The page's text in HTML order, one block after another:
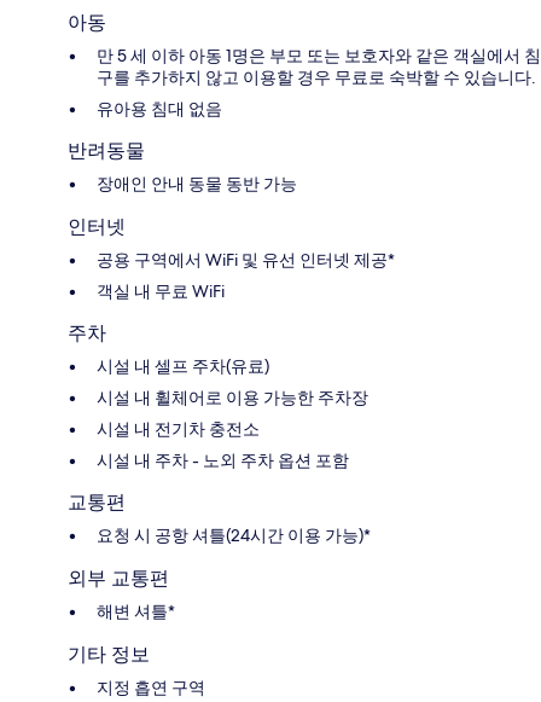
아동
만 5 세 이하 아동 1명은 부모 또는 보호자와 같은 객실에서 침
구를 추가하지 않고 이용할 경우 무료로 숙박할 수 있습니다.
유아용 침대 없음
반려동물
장애인 안내 동물 동반 가능
인터넷
공용 구역에서 WiFi 및 유선 인터넷 제공*
객실 내 무료 WiFi
주차
시설 내 셀프 주차(유료)
시설 내 휠체어로 이용 가능한 주차장
시설 내 전기차 충전소
시설 내 주차 - 노외 주차 옵션 포함
교통편
요청 시 공항 셔틀(24시간 이용 가능)*
외부 교통편
해변 셔틀*
기타 정보
지정 흡연 구역